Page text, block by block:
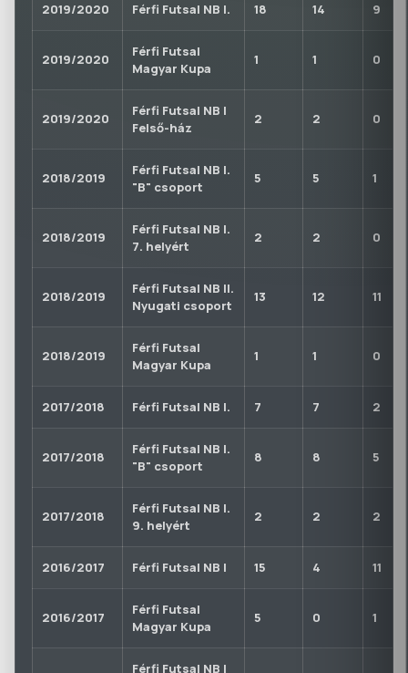
2019/2020 Férfi Futsal NB I. 18 14 9
2019/2020
Férfi Futsal
Magyar Kupa
1 1 0
2019/2020
Férfi Futsal NB I
Felső-ház
2 2 0
2018/2019
Férfi Futsal NB I.
"B" csoport
5 5 1
2018/2019
Férfi Futsal NB I.
7. helyért
2 2 0
2018/2019
Férfi Futsal NB II.
Nyugati csoport
13 12 11
2018/2019
Férfi Futsal
Magyar Kupa
1 1 0
2017/2018 Férfi Futsal NB I. 7 7 2
2017/2018
Férfi Futsal NB I.
"B" csoport
8 8 5
2017/2018
Férfi Futsal NB I.
9. helyért
2 2 2
2016/2017 Férfi Futsal NB I 15 4 11
2016/2017
Férfi Futsal
Magyar Kupa
5 0 1
Férfi Futsal NB I